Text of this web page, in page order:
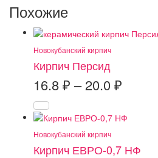
Похожие
Новокубанский кирпич
Кирпич Персид
16.8₽ – 20.0 ₽
16.8 ₽
–
20.0 ₽
Новокубанский кирпич
Кирпич ЕВРО-0,7 НФ